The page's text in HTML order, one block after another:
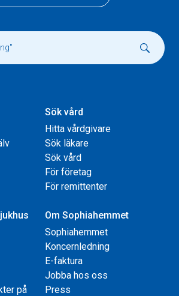
Sök vård
Hitta vårdgivare
Sök läkare
Sök vård
För företag
För remittenter
på
Om Sophiahemmet
Sophiahemmet
Koncernledning
E-faktura
Jobba hos oss
Press